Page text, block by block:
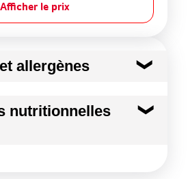
Afficher le prix
allergènes
informations transmises
nutritionnelles